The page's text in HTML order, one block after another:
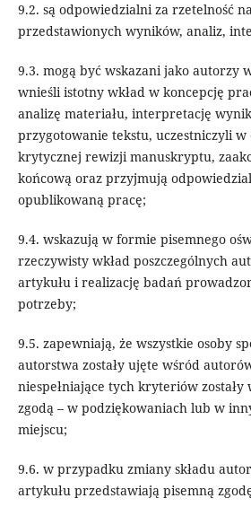
9.2. są odpowiedzialni za rzetelność
przedstawionych wyników, analiz,
9.3. mogą być wskazani jako autorzy
wnieśli istotny wkład w koncepcję
analizę materiału, interpretację
przygotowanie tekstu, uczestniczyli
krytycznej rewizji manuskryptu,
końcową oraz przyjmują
opublikowaną pracę;
9.4. wskazują w formie pisemnego
rzeczywisty wkład poszczególnych
artykułu i realizację badań
potrzeby;
9.5. zapewniają, że wszystkie osoby
autorstwa zostały ujęte wśród
niespełniające tych kryteriów zostały
zgodą – w podziękowaniach lub w
miejscu;
9.6. w przypadku zmiany składu
artykułu przedstawiają pisemną